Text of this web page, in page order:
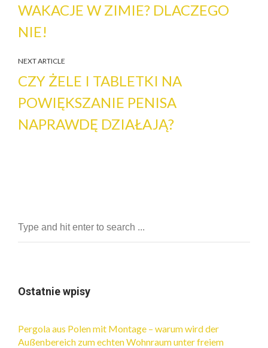
WAKACJE W ZIMIE? DLACZEGO
NIE!
NEXT ARTICLE
CZY ŻELE I TABLETKI NA
POWIĘKSZANIE PENISA
NAPRAWDĘ DZIAŁAJĄ?
Ostatnie wpisy
Pergola aus Polen mit Montage – warum wird der
Außenbereich zum echten Wohnraum unter freiem